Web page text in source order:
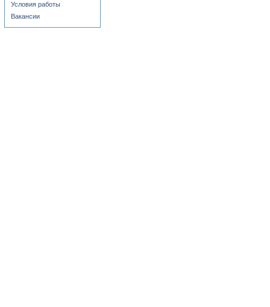
Условия работы
Вакансии